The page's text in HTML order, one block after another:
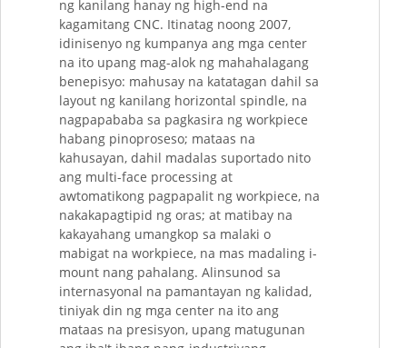
ng kanilang hanay ng high-end na
kagamitang CNC. Itinatag noong 2007,
idinisenyo ng kumpanya ang mga center
na ito upang mag-alok ng mahahalagang
benepisyo: mahusay na katatagan dahil sa
layout ng kanilang horizontal spindle, na
nagpapababa sa pagkasira ng workpiece
habang pinoproseso; mataas na
kahusayan, dahil madalas suportado nito
ang multi-face processing at
awtomatikong pagpapalit ng workpiece, na
nakakapagtipid ng oras; at matibay na
kakayahang umangkop sa malaki o
mabigat na workpiece, na mas madaling i-
mount nang pahalang. Alinsunod sa
internasyonal na pamantayan ng kalidad,
tiniyak din ng mga center na ito ang
mataas na presisyon, upang matugunan